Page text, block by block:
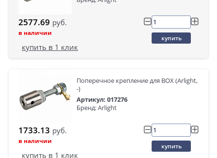
2577.69 руб.
в наличии
купить
купить в 1 клик
Поперечное крепление для BOX (Arlight,
-)
Артикул: 017276
Бренд: Arlight
1733.13 руб.
в наличии
купить
купить в 1 клик